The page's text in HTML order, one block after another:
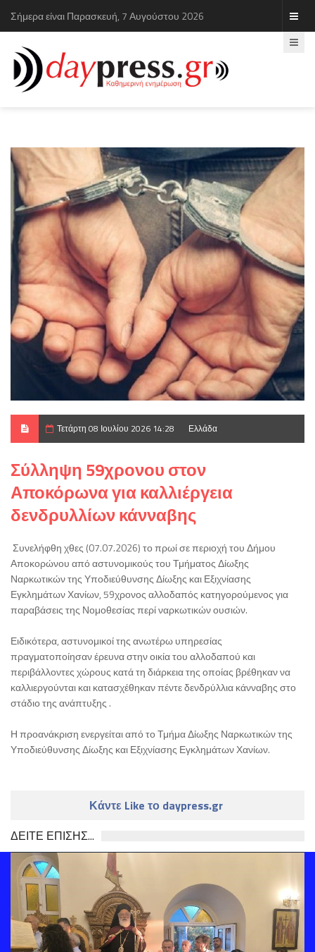
Σήμερα είναι Παρασκευή, 7 Αυγούστου 2026
Τετάρτη 08 Ιουλίου 2026 14:28 Ελλάδα
Σύλληψη 59χρονου στον
Αποκόρωνα για καλλιέργεια
δενδρυλλίων κάνναβης
Συνελήφθη χθες (07.07.2026) το πρωί σε περιοχή του Δήμου
Αποκορώνου από αστυνομικούς του Τμήματος Δίωξης
Ναρκωτικών της Υποδιεύθυνσης Δίωξης και Εξιχνίασης
Εγκλημάτων Χανίων, 59χρονος αλλοδαπός κατηγορούμενος για
παραβάσεις της Νομοθεσίας περί ναρκωτικών ουσιών.
Ειδικότερα, αστυνομικοί της ανωτέρω υπηρεσίας
πραγματοποίησαν έρευνα στην οικία του αλλοδαπού και
περιβάλλοντες χώρους κατά τη διάρκεια της οποίας βρέθηκαν να
καλλιεργούνται και κατασχέθηκαν πέντε δενδρύλλια κάνναβης στο
στάδιο της ανάπτυξης .
Η προανάκριση ενεργείται από το Τμήμα Δίωξης Ναρκωτικών της
Υποδιεύθυνσης Δίωξης και Εξιχνίασης Εγκλημάτων Χανίων.
Κάντε Like το daypress.gr
ΔΕΙΤΕ ΕΠΙΣΗΣ...